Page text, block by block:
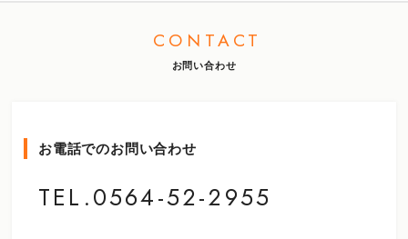
CONTACT
お問い合わせ
お電話でのお問い合わせ
TEL.0564-52-2955